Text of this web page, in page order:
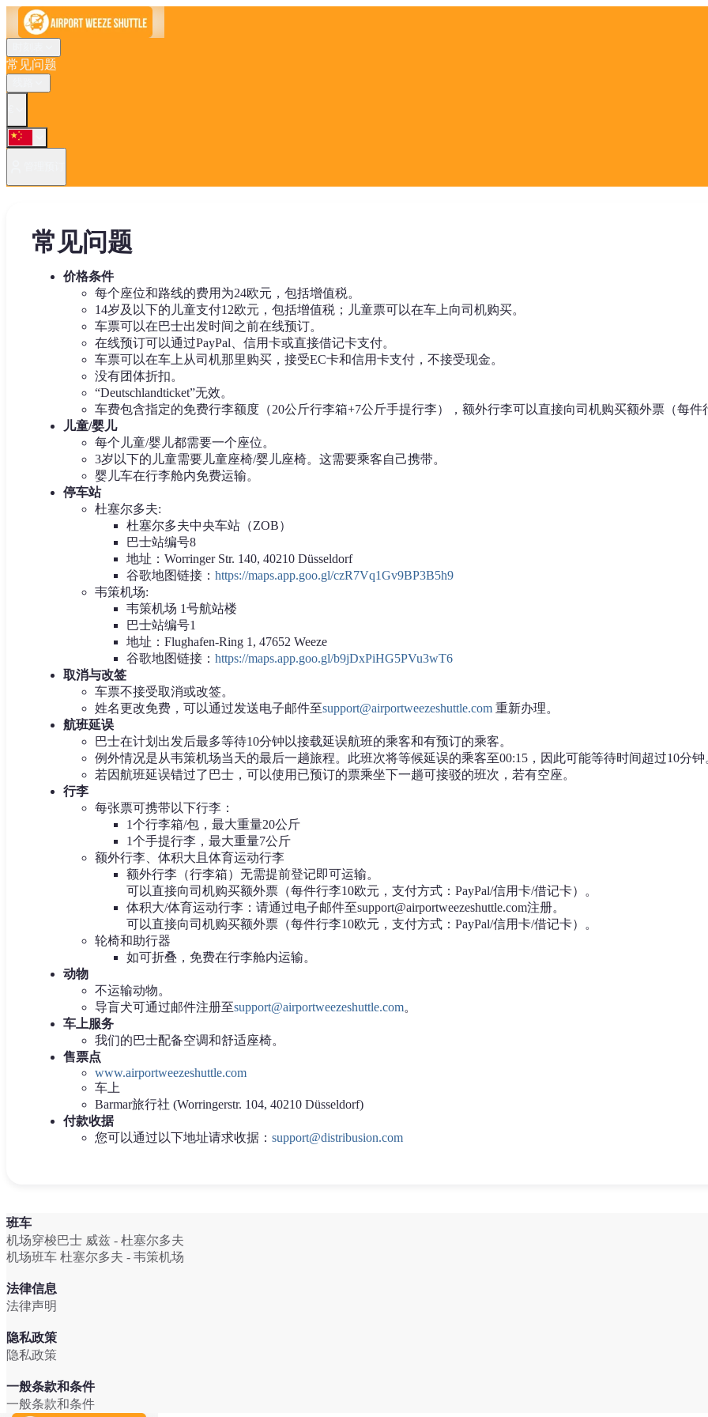
常见问题
常见问题
价格条件
每个座位和路线的费用为24欧元，包括增值税。
14岁及以下的儿童支付12欧元，包括增值税；儿童票可以在车上向司机购买。
车票可以在巴士出发时间之前在线预订。
在线预订可以通过PayPal、信用卡或直接借记卡支付。
车票可以在车上从司机那里购买，接受EC卡和信用卡支付，不接受现金。
没有团体折扣。
“Deutschlandticket”无效。
车费包含指定的免费行李额度（20公斤行李箱+7公斤手提行李），额外行李可以直接向司机购买额外票（每件
儿童/婴儿
每个儿童/婴儿都需要一个座位。
3岁以下的儿童需要儿童座椅/婴儿座椅。这需要乘客自己携带。
婴儿车在行李舱内免费运输。
停车站
杜塞尔多夫:
杜塞尔多夫中央车站（ZOB）
巴士站编号8
地址：Worringer Str. 140, 40210 Düsseldorf
谷歌地图链接： https://maps.app.goo.gl/czR7Vq1Gv9BP3B5h9
韦策机场:
韦策机场 1号航站楼
巴士站编号1
地址：Flughafen-Ring 1, 47652 Weeze
谷歌地图链接： https://maps.app.goo.gl/b9jDxPiHG5PVu3wT6
取消与改签
车票不接受取消或改签。
姓名更改免费，可以通过发送电子邮件至support@airportweezeshuttle.com 重新办理。
航班延误
巴士在计划出发后最多等待10分钟以接载延误航班的乘客和有预订的乘客。
例外情况是从韦策机场当天的最后一趟旅程。此班次将等候延误的乘客至00:15，因此可能等待时间超过10分钟
若因航班延误错过了巴士，可以使用已预订的票乘坐下一趟可接驳的班次，若有空座。
行李
每张票可携带以下行李：
1个行李箱/包，最大重量20公斤
1个手提行李，最大重量7公斤
额外行李、体积大且体育运动行李
额外行李（行李箱）无需提前登记即可运输。
可以直接向司机购买额外票（每件行李10欧元，支付方式：PayPal/信用卡/借记卡）。
体积大/体育运动行李：请通过电子邮件至support@airportweezeshuttle.com注册。
可以直接向司机购买额外票（每件行李10欧元，支付方式：PayPal/信用卡/借记卡）。
轮椅和助行器
如可折叠，免费在行李舱内运输。
动物
不运输动物。
导盲犬可通过邮件注册至support@airportweezeshuttle.com。
车上服务
我们的巴士配备空调和舒适座椅。
售票点
www.airportweezeshuttle.com
车上
Barmar旅行社 (Worringerstr. 104, 40210 Düsseldorf)
付款收据
您可以通过以下地址请求收据： support@distribusion.com
班车
机场穿梭巴士 威兹 - 杜塞尔多夫
机场班车 杜塞尔多夫 - 韦策机场
法律信息
法律声明
隐私政策
隐私政策
一般条款和条件
一般条款和条件